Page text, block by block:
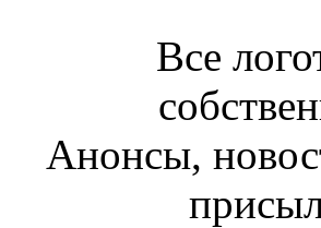
Все
Анонсы,